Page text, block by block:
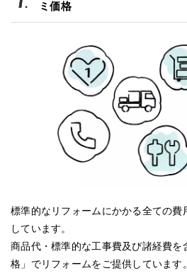
ミ価格
標準的なリフォームにかかる全ての
しています。
商品代・標準的な工事費及び諸経費を
格」でリフォームをご提供しています。